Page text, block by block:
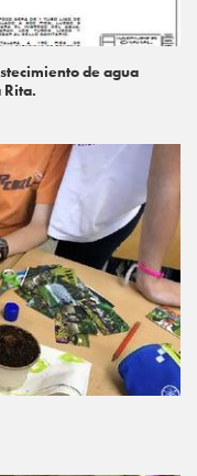
de agua
Rita.